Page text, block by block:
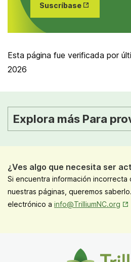
Suscríbasein New
Esta página fue verificada por
2026
Explora más Para
¿Ves algo que necesita ser
Si encuentra información incorrecta
nuestras páginas, queremos
electrónico a info@TrilliumNC.org